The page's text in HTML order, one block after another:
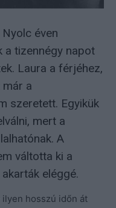
éven
a tizennégy napot
Laura a férjéhez,
a
szeretett. Egyikük
mert a
A
váltotta ki a
eléggé.
ilyen hosszú időn át